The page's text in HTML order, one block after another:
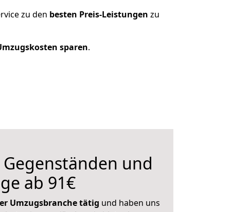
zu den besten Preis-Leistungen zu
sparen.
und
ab 91€
Umzugsbranche tätig und haben uns